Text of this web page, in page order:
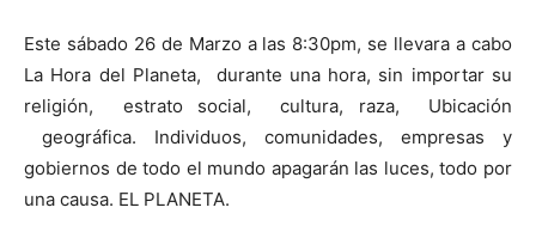
Este sábado 26 de Marzo a las 8:30pm, se llevara a cabo
La Hora del Planeta, durante una hora, sin importar su
religión, estrato social, cultura, raza, Ubicación
geográfica. Individuos, comunidades, empresas y
gobiernos de todo el mundo apagarán las luces, todo por
una causa. EL PLANETA.